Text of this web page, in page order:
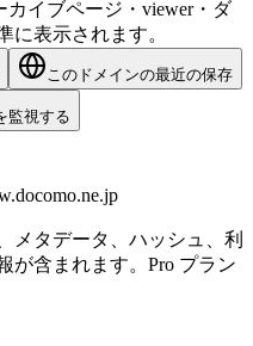
カイブページ・viewer・ダ
に表示されます。
このドメインの最近の保存
監視する
メタデータ、ハッシュ、利
が含まれます。Pro プラン